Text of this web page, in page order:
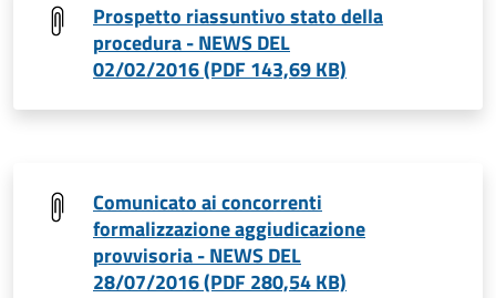
Prospetto riassuntivo stato della
procedura - NEWS DEL
02/02/2016 (PDF 143,69 KB)
Comunicato ai concorrenti
formalizzazione aggiudicazione
provvisoria - NEWS DEL
28/07/2016 (PDF 280,54 KB)